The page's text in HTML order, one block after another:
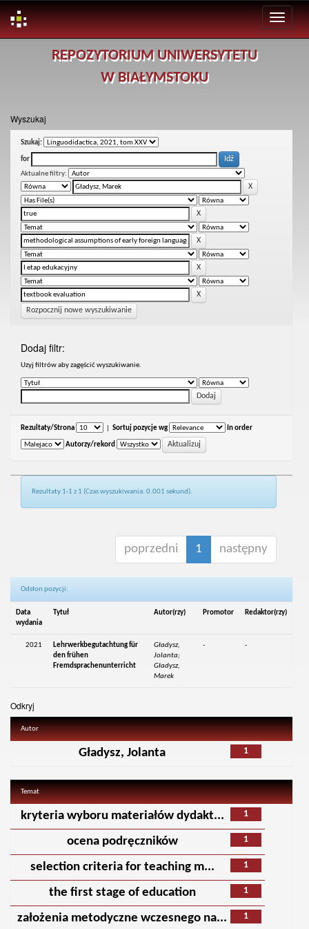
REPOZYTORIUM UNIWERSYTETU
W BIAŁYMSTOKU
Wyszukaj
Szukaj:
for
Aktualne filtry:
Rozpocznij nowe wyszukiwanie
Dodaj filtr:
Uzyj filtrów aby zagęścić wyszukiwanie.
Rezultaty/Strona Sortuj pozycje wg In order
Autorzy/rekord
Rezultaty 1-1 z 1 (Czas wyszukiwania: 0.001 sekund).
poprzedni 1 następny
Odsłon pozycji:
Data
wydania
Tytuł Autor(rzy) Promotor Redaktor(rzy)
2021
Lehrwerkbegutachtung für
den frühen
Fremdsprachenunterricht
Gładysz,
Jolanta;
Gładysz,
Marek
- -
Odkryj
Autor
1
Gładysz, Jolanta
Temat
1
kryteria wyboru materiałów dydakt...
1
ocena podręczników
1
selection criteria for teaching m...
1
the first stage of education
1
założenia metodyczne wczesnego na...